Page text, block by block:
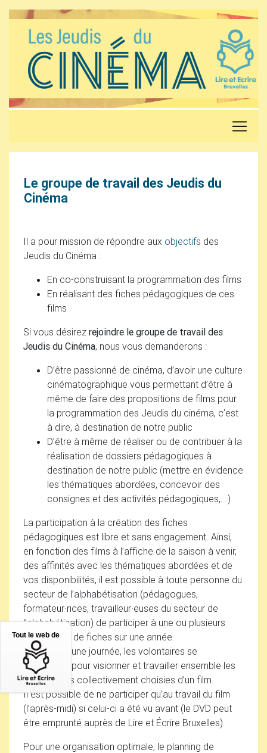
Le groupe de travail des Jeudis du
Cinéma
Il a pour mission de répondre aux objectifs des
Jeudis du Cinéma :
En co-construisant la programmation des films
En réalisant des fiches pédagogiques de ces
films
Si vous désirez rejoindre le groupe de travail des
Jeudis du Cinéma, nous vous demanderons :
D’être passionné de cinéma, d’avoir une culture
cinématographique vous permettant d’être à
même de faire des propositions de films pour
la programmation des Jeudis du cinéma, c’est
à dire, à destination de notre public
D’être à même de réaliser ou de contribuer à la
réalisation de dossiers pédagogiques à
destination de notre public (mettre en évidence
les thématiques abordées, concevoir des
consignes et des activités pédagogiques,...)
La participation à la création des fiches
pédagogiques est libre et sans engagement. Ainsi,
en fonction des films à l’affiche de la saison à venir,
des affinités avec les thématiques abordées et de
vos disponibilités, il est possible à toute personne du
secteur de l’alphabétisation (pédagogues,
formateur·rices, travailleur·euses du secteur de
l’alphabétisation) de participer à une ou plusieurs
réalisations de fiches sur une année.
Le temps d’une journée, les volontaires se
regroupent pour visionner et travailler ensemble les
thématiques collectivement choisies d’un film.
Il est possible de ne participer qu’au travail du film
(l’après-midi) si celui-ci a été vu avant (le DVD peut
être emprunté auprès de Lire et Écrire Bruxelles).
Pour une organisation optimale, le planning de
Tout le web de